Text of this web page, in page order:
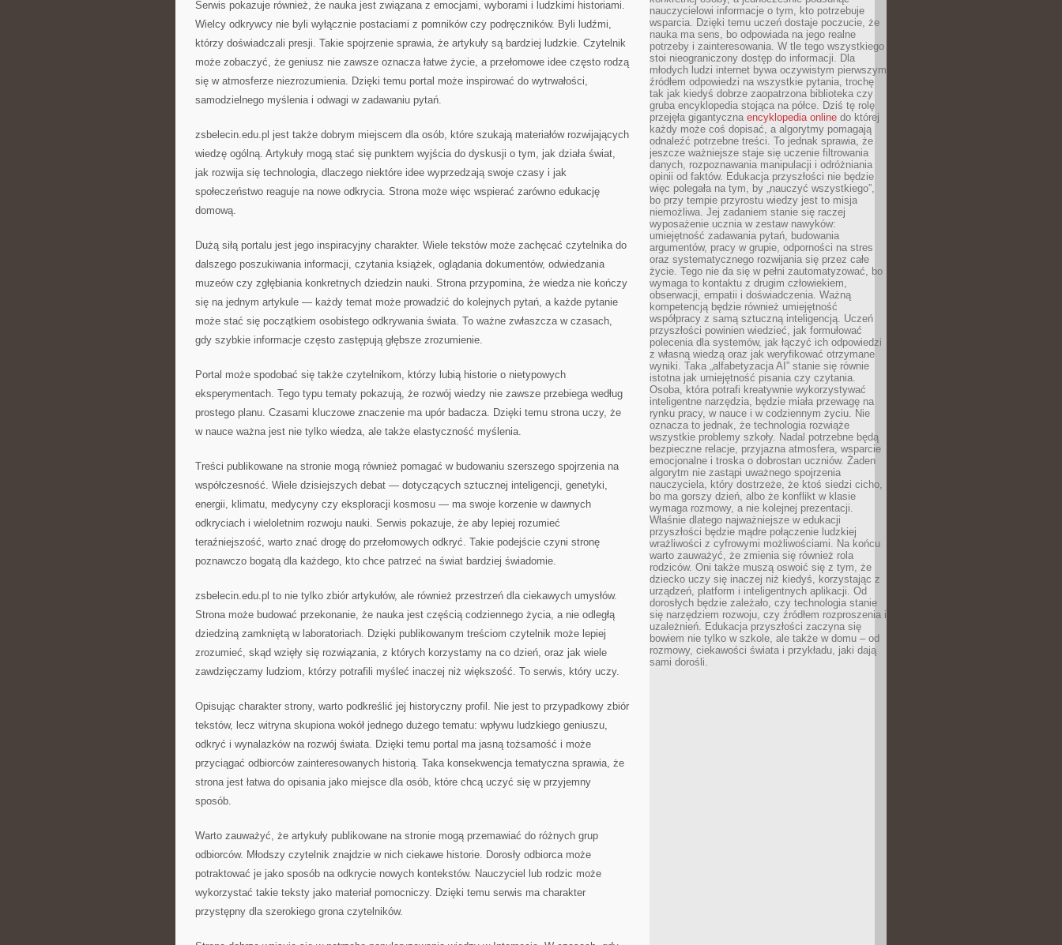
Serwis pokazuje również, że nauka jest związana z emocjami, wyborami i ludzkimi historiami.
Wielcy odkrywcy nie byli wyłącznie postaciami z pomników czy podręczników. Byli ludźmi,
którzy doświadczali presji. Takie spojrzenie sprawia, że artykuły są bardziej ludzkie. Czytelnik
może zobaczyć, że geniusz nie zawsze oznacza łatwe życie, a przełomowe idee często rodzą
się w atmosferze niezrozumienia. Dzięki temu portal może inspirować do wytrwałości,
samodzielnego myślenia i odwagi w zadawaniu pytań.
zsbelecin.edu.pl jest także dobrym miejscem dla osób, które szukają materiałów rozwijających
wiedzę ogólną. Artykuły mogą stać się punktem wyjścia do dyskusji o tym, jak działa świat,
jak rozwija się technologia, dlaczego niektóre idee wyprzedzają swoje czasy i jak
społeczeństwo reaguje na nowe odkrycia. Strona może więc wspierać zarówno edukację
domową.
Dużą siłą portalu jest jego inspiracyjny charakter. Wiele tekstów może zachęcać czytelnika do
dalszego poszukiwania informacji, czytania książek, oglądania dokumentów, odwiedzania
muzeów czy zgłębiania konkretnych dziedzin nauki. Strona przypomina, że wiedza nie kończy
się na jednym artykule — każdy temat może prowadzić do kolejnych pytań, a każde pytanie
może stać się początkiem osobistego odkrywania świata. To ważne zwłaszcza w czasach,
gdy szybkie informacje często zastępują głębsze zrozumienie.
Portal może spodobać się także czytelnikom, którzy lubią historie o nietypowych
eksperymentach. Tego typu tematy pokazują, że rozwój wiedzy nie zawsze przebiega według
prostego planu. Czasami kluczowe znaczenie ma upór badacza. Dzięki temu strona uczy, że
w nauce ważna jest nie tylko wiedza, ale także elastyczność myślenia.
Treści publikowane na stronie mogą również pomagać w budowaniu szerszego spojrzenia na
współczesność. Wiele dzisiejszych debat — dotyczących sztucznej inteligencji, genetyki,
energii, klimatu, medycyny czy eksploracji kosmosu — ma swoje korzenie w dawnych
odkryciach i wieloletnim rozwoju nauki. Serwis pokazuje, że aby lepiej rozumieć
teraźniejszość, warto znać drogę do przełomowych odkryć. Takie podejście czyni stronę
poznawczo bogatą dla każdego, kto chce patrzeć na świat bardziej świadomie.
zsbelecin.edu.pl to nie tylko zbiór artykułów, ale również przestrzeń dla ciekawych umysłów.
Strona może budować przekonanie, że nauka jest częścią codziennego życia, a nie odległą
dziedziną zamkniętą w laboratoriach. Dzięki publikowanym treściom czytelnik może lepiej
zrozumieć, skąd wzięły się rozwiązania, z których korzystamy na co dzień, oraz jak wiele
zawdzięczamy ludziom, którzy potrafili myśleć inaczej niż większość. To serwis, który uczy.
Opisując charakter strony, warto podkreślić jej historyczny profil. Nie jest to przypadkowy zbiór
tekstów, lecz witryna skupiona wokół jednego dużego tematu: wpływu ludzkiego geniuszu,
odkryć i wynalazków na rozwój świata. Dzięki temu portal ma jasną tożsamość i może
przyciągać odbiorców zainteresowanych historią. Taka konsekwencja tematyczna sprawia, że
strona jest łatwa do opisania jako miejsce dla osób, które chcą uczyć się w przyjemny
sposób.
Warto zauważyć, że artykuły publikowane na stronie mogą przemawiać do różnych grup
odbiorców. Młodszy czytelnik znajdzie w nich ciekawe historie. Dorosły odbiorca może
potraktować je jako sposób na odkrycie nowych kontekstów. Nauczyciel lub rodzic może
wykorzystać takie teksty jako materiał pomocniczy. Dzięki temu serwis ma charakter
przystępny dla szerokiego grona czytelników.
nauczycielowi informacje o tym, kto potrzebuje
wsparcia. Dzięki temu uczeń dostaje poczucie, że
nauka ma sens, bo odpowiada na jego realne
potrzeby i zainteresowania. W tle tego wszystkiego
stoi nieograniczony dostęp do informacji. Dla
młodych ludzi internet bywa oczywistym pierwszym
źródłem odpowiedzi na wszystkie pytania, trochę
tak jak kiedyś dobrze zaopatrzona biblioteka czy
gruba encyklopedia stojąca na półce. Dziś tę rolę
przejęła gigantyczna encyklopedia online do której
każdy może coś dopisać, a algorytmy pomagają
odnaleźć potrzebne treści. To jednak sprawia, że
jeszcze ważniejsze staje się uczenie filtrowania
danych, rozpoznawania manipulacji i odróżniania
opinii od faktów. Edukacja przyszłości nie będzie
więc polegała na tym, by „nauczyć wszystkiego”,
bo przy tempie przyrostu wiedzy jest to misja
niemożliwa. Jej zadaniem stanie się raczej
wyposażenie ucznia w zestaw nawyków:
umiejętność zadawania pytań, budowania
argumentów, pracy w grupie, odporności na stres
oraz systematycznego rozwijania się przez całe
życie. Tego nie da się w pełni zautomatyzować, bo
wymaga to kontaktu z drugim człowiekiem,
obserwacji, empatii i doświadczenia. Ważną
kompetencją będzie również umiejętność
współpracy z samą sztuczną inteligencją. Uczeń
przyszłości powinien wiedzieć, jak formułować
polecenia dla systemów, jak łączyć ich odpowiedzi
z własną wiedzą oraz jak weryfikować otrzymane
wyniki. Taka „alfabetyzacja AI” stanie się równie
istotna jak umiejętność pisania czy czytania.
Osoba, która potrafi kreatywnie wykorzystywać
inteligentne narzędzia, będzie miała przewagę na
rynku pracy, w nauce i w codziennym życiu. Nie
oznacza to jednak, że technologia rozwiąże
wszystkie problemy szkoły. Nadal potrzebne będą
bezpieczne relacje, przyjazna atmosfera, wsparcie
emocjonalne i troska o dobrostan uczniów. Żaden
algorytm nie zastąpi uważnego spojrzenia
nauczyciela, który dostrzeże, że ktoś siedzi cicho,
bo ma gorszy dzień, albo że konflikt w klasie
wymaga rozmowy, a nie kolejnej prezentacji.
Właśnie dlatego najważniejsze w edukacji
przyszłości będzie mądre połączenie ludzkiej
wrażliwości z cyfrowymi możliwościami. Na końcu
warto zauważyć, że zmienia się również rola
rodziców. Oni także muszą oswoić się z tym, że
dziecko uczy się inaczej niż kiedyś, korzystając z
urządzeń, platform i inteligentnych aplikacji. Od
dorosłych będzie zależało, czy technologia stanie
się narzędziem rozwoju, czy źródłem rozproszenia i
uzależnień. Edukacja przyszłości zaczyna się
bowiem nie tylko w szkole, ale także w domu – od
rozmowy, ciekawości świata i przykładu, jaki dają
sami dorośli.